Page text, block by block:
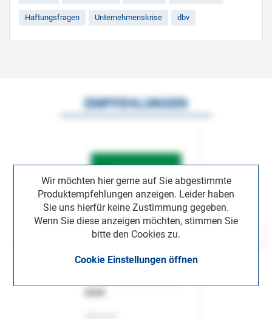
Haftungsfragen Unternehmenskrise dbv
Wir möchten hier gerne auf Sie abgestimmte
Produktempfehlungen anzeigen. Leider haben
Sie uns hierfür keine Zustimmung gegeben.
Wenn Sie diese anzeigen möchten, stimmen Sie
bitte den Cookies zu.
Cookie Einstellungen öffnen
EMPFEHLUNGEN